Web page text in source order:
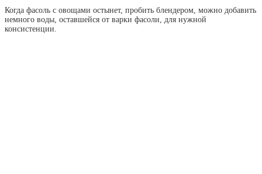
Когда фасоль с овощами остынет, пробить блендером, можно добавить
немного воды, оставшейся от варки фасоли, для нужной
консистенции.